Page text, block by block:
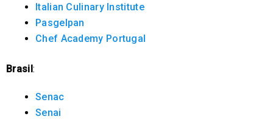
Italian Culinary Institute
Pasgelpan
Chef Academy Portugal
Brasil:
Senac
Senai